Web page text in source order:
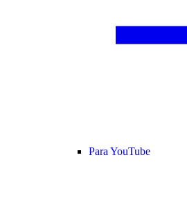
Para YouTube